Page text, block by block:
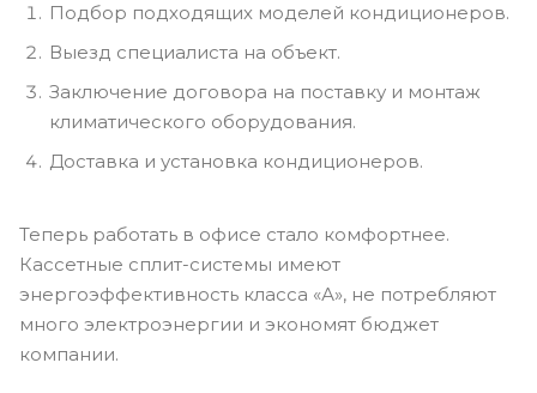
Подбор подходящих моделей кондиционеров.
Выезд специалиста на объект.
Заключение договора на поставку и монтаж
климатического оборудования.
Доставка и установка кондиционеров.
Теперь работать в офисе стало комфортнее.
Кассетные сплит-системы имеют
энергоэффективность класса «А», не потребляют
много электроэнергии и экономят бюджет
компании.